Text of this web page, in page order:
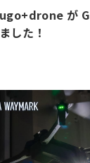
ugo+drone が
した！